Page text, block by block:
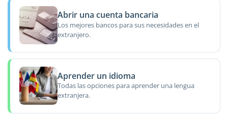
Abrir una cuenta bancaria
Los mejores bancos para sus necesidades en el
extranjero.
Aprender un idioma
Todas las opciones para aprender una lengua
extranjera.